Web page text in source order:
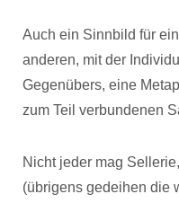
Auch ein Sinnbild für
anderen, mit der
Gegenübers, eine
zum Teil verbundenen
Nicht jeder mag
(übrigens gedeihen die